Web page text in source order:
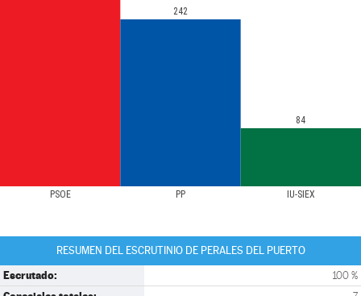
PSOE PP IU-SIEX
242
84
RESUMEN DEL ESCRUTINIO DE PERALES DEL PUERTO
Escrutado: 100 %